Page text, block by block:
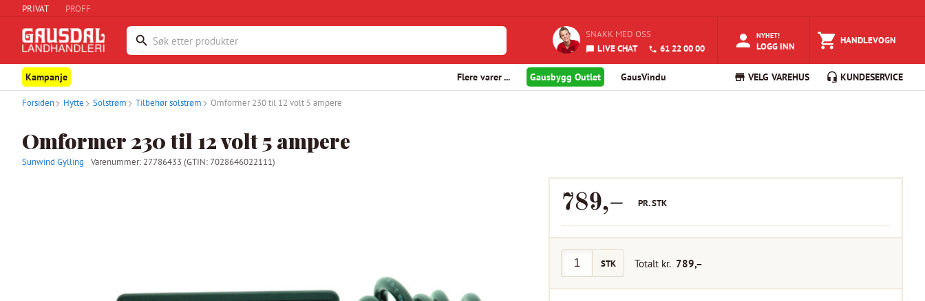
PRIVAT PROFF
SNAKK MED OSS
LIVE CHAT
61 22 00 00
NYHET!
LOGG INN HANDLEVOGN
Kampanje Flere varer ... Gausbygg Outlet GausVindu VELG VAREHUS KUNDESERVICE
Forsiden Hytte Solstrøm Tilbehør solstrøm Omformer 230 til 12 volt 5 ampere
Omformer 230 til 12 volt 5 ampere
Sunwind Gylling Varenummer: 27786433 (GTIN: 7028646022111)
789,– PR.STK
STK Totalt kr. 789,–